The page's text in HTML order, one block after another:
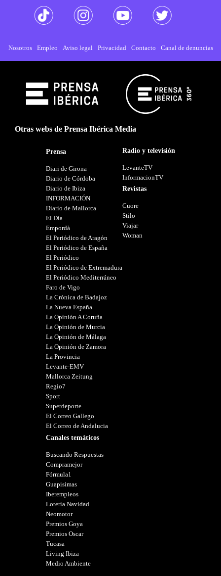
Nosotros Empleo Aviso legal Privacidad Contacto Canal de denuncias
Otras webs de Prensa Ibérica Media
Prensa
Diari de Girona
Diario de Córdoba
Diario de Ibiza
INFORMACIÓN
Diario de Mallorca
El Día
Empordà
El Periódico de Aragón
El Periódico de España
El Periódico
El Periódico de Extremadura
El Periódico Mediterráneo
Faro de Vigo
La Crónica de Badajoz
La Nueva España
La Opinión A Coruña
La Opinión de Murcia
La Opinión de Málaga
La Opinión de Zamora
La Provincia
Levante-EMV
Mallorca Zeitung
Regio7
Sport
Superdeporte
El Correo Gallego
El Correo de Andalucia
Canales temáticos
Buscando Respuestas
Compramejor
Fórmula1
Guapisimas
Iberempleos
Loteria Navidad
Neomotor
Premios Goya
Premios Oscar
Tucasa
Living Ibiza
Medio Ambiente
Radio y televisión
LevanteTV
InformacionTV
Revistas
Cuore
Stilo
Viajar
Woman